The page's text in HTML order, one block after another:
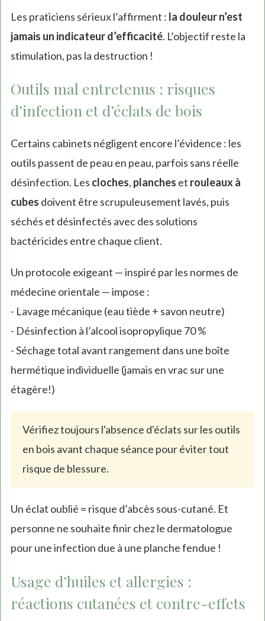
Les praticiens sérieux l’affirment : la douleur n’est
jamais un indicateur d’efficacité. L’objectif reste la
stimulation, pas la destruction !
Outils mal entretenus : risques
d’infection et d’éclats de bois
Certains cabinets négligent encore l’évidence : les
outils passent de peau en peau, parfois sans réelle
désinfection. Les cloches, planches et rouleaux à
cubes doivent être scrupuleusement lavés, puis
séchés et désinfectés avec des solutions
bactéricides entre chaque client.
Un protocole exigeant — inspiré par les normes de
médecine orientale — impose :
- Lavage mécanique (eau tiède + savon neutre)
- Désinfection à l’alcool isopropylique 70 %
- Séchage total avant rangement dans une boîte
hermétique individuelle (jamais en vrac sur une
étagère!)
Vérifiez toujours l'absence d'éclats sur les outils
en bois avant chaque séance pour éviter tout
risque de blessure.
Un éclat oublié = risque d’abcès sous-cutané. Et
personne ne souhaite finir chez le dermatologue
pour une infection due à une planche fendue !
Usage d’huiles et allergies :
réactions cutanées et contre-effets